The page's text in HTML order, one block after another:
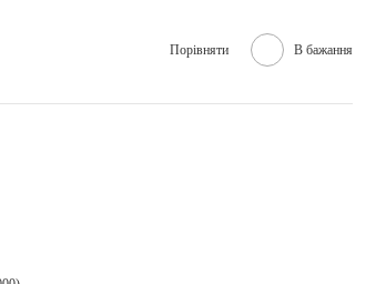
Порівняти В бажання